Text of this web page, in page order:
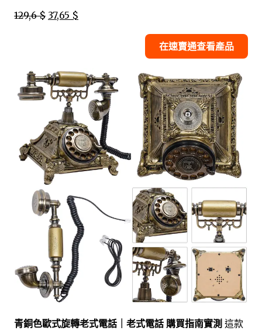
129,6 $ 37,65 $
在速賣通查看產品
青銅色歐式旋轉老式電話｜老式電話 購買指南實測 這款